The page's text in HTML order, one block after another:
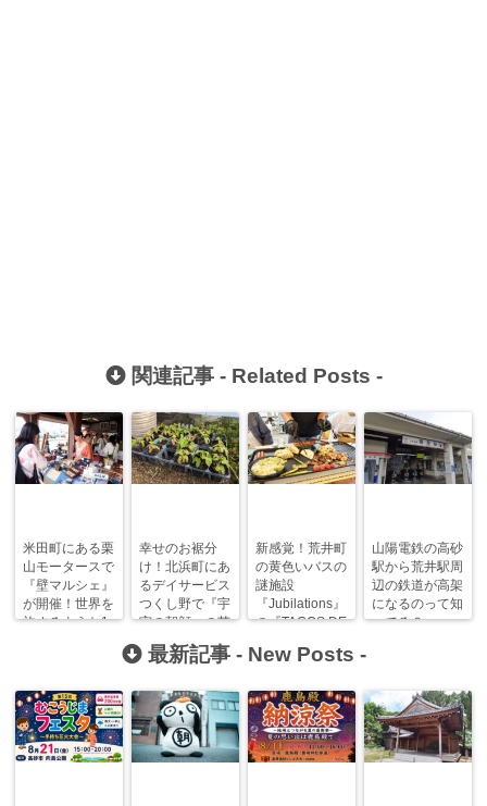
関連記事 - Related Posts -
米田町にある栗
山モータースで
『壁マルシェ』
が開催！世界を
旅するような1
幸せのお裾分
け！北浜町にあ
るデイサービス
つくし野で『宇
宙の朝顔』の苗
をご自由にどう
ぞ！
新感覚！荒井町
の黄色いバスの
謎施設
『Jubilations』
の『TACOS DE
上がろう！
山陽電鉄の高砂
駅から荒井駅周
辺の鉄道が高架
になるのって知
ってる？
最新記事 - New Posts -